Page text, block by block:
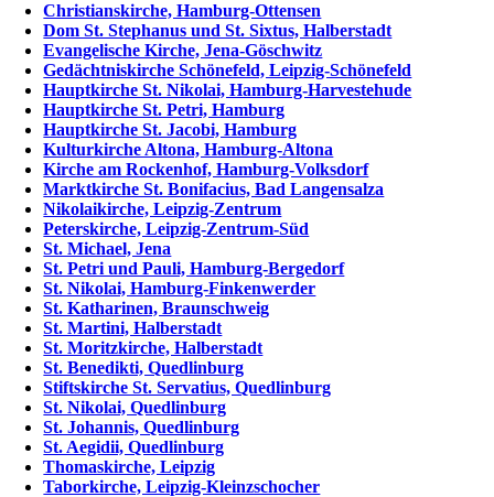
Christianskirche, Hamburg-Ottensen
Dom St. Stephanus und St. Sixtus, Halberstadt
Evangelische Kirche, Jena-Göschwitz
Gedächtniskirche Schönefeld, Leipzig-Schönefeld
Hauptkirche St. Nikolai, Hamburg-Harvestehude
Hauptkirche St. Petri, Hamburg
Hauptkirche St. Jacobi, Hamburg
Kulturkirche ­Altona, Hamburg-Altona
Kirche am Rockenhof, Hamburg-Volksdorf
Marktkirche St. Bonifacius, Bad Langensalza
Nikolaikirche, Leipzig-Zentrum
Peterskirche, Leipzig-Zentrum-Süd
St. Michael, Jena
St. Petri und Pauli, Hamburg-Bergedorf
St. Nikolai, Hamburg-Finkenwerder
St. Katharinen, Braunschweig
St. Martini, Halberstadt
St. Moritzkirche, Halberstadt
St. Benedikti, Quedlinburg
Stiftskirche St. Servatius, Quedlinburg
St. Nikolai, Quedlinburg
St. Johannis, Quedlinburg
St. Aegidii, Quedlinburg
Thomaskirche, Leipzig
Taborkirche, Leipzig-Kleinzschocher